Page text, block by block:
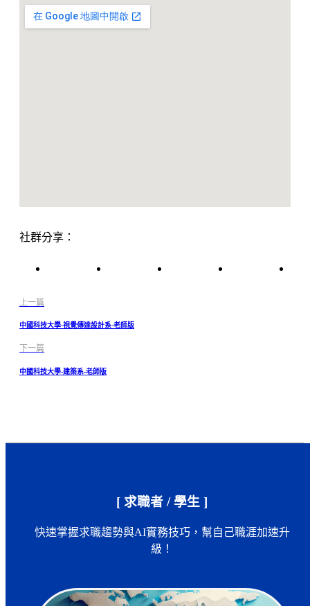
社群分享：
上一篇
中國科技大學-視覺傳達設計系-老師版
下一篇
中國科技大學-建築系-老師版
[ 求職者 / 學生 ]
快速掌握求職趨勢與AI實務技巧，幫自己職涯加速升
級！